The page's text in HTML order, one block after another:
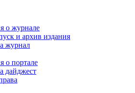
о журнале
и архив издания
журнал
о портале
дайджест